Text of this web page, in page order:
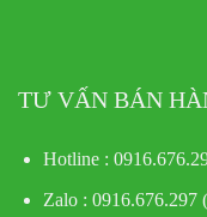
TƯ VẤN BÁN
Hotline :
Zalo : 0916.676.297